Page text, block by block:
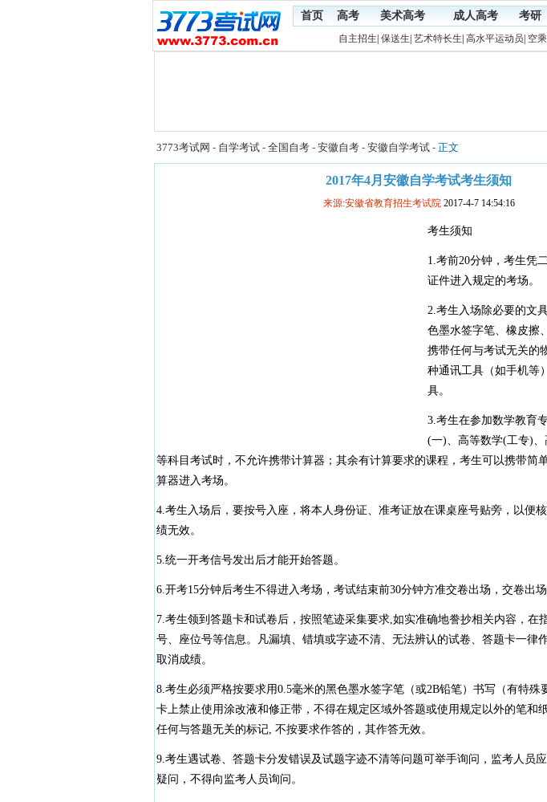
首页 高考 美术高考 成人高考 考研
自主招生 保送生 艺术特长生 高水平运动员 空
3773考试网 - 自学考试 - 全国自考 - 安徽自考 - 安徽自学考试 - 正文
2017年4月安徽自学考试考生须知
来源:安徽省教育招生考试院 2017-4-7 14:54:16
考生须知
1.考前20分钟，考生凭
证件进入规定的考场。
2.考生入场除必要的文
色墨水签字笔、橡皮擦
携带任何与考试无关的
种通讯工具（如手机等
具。
3.考生在参加数学教育
(一)、高等数学(工专)
等科目考试时，不允许携带计算器；其余有计算要求的课程，考生可以携带简
算器进入考场。
4.考生入场后，要按号入座，将本人身份证、准考证放在课桌座号贴旁，以便
绩无效。
5.统一开考信号发出后才能开始答题。
6.开考15分钟后考生不得进入考场，考试结束前30分钟方准交卷出场，交卷出场
7.考生领到答题卡和试卷后，按照笔迹采集要求,如实准确地誊抄相关内容，在
号、座位号等信息。凡漏填、错填或字迹不清、无法辨认的试卷、答题卡一律
取消成绩。
8.考生必须严格按要求用0.5毫米的黑色墨水签字笔（或2B铅笔）书写（有特殊
卡上禁止使用涂改液和修正带，不得在规定区域外答题或使用规定以外的笔和
任何与答题无关的标记, 不按要求作答的，其作答无效。
9.考生遇试卷、答题卡分发错误及试题字迹不清等问题可举手询问，监考人员
疑问，不得向监考人员询问。